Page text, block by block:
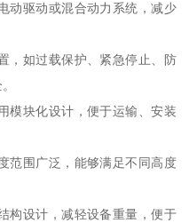
动驱动或混合动力系统，减少
，如过载保护、紧急停止、防
模块化设计，便于运输、安装
范围广泛，能够满足不同高度
构设计，减轻设备重量，便于